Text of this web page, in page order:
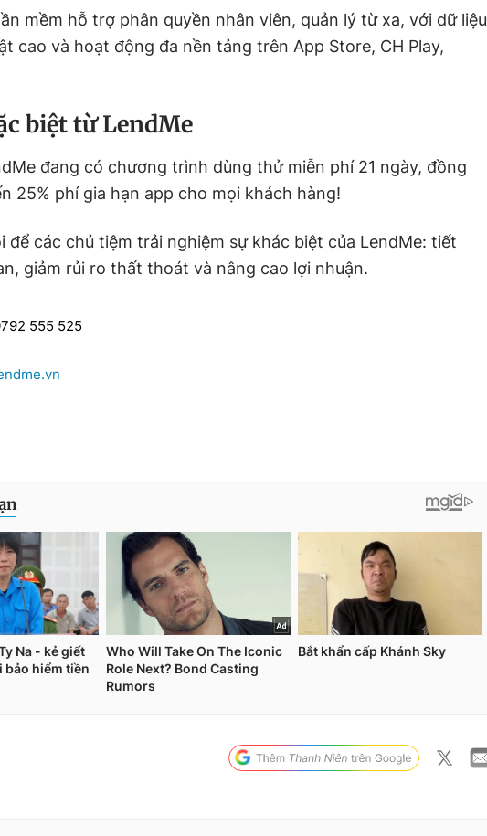
mềm hỗ trợ phân quyền nhân viên, quản lý từ xa, với dữ liệu
cao và hoạt động đa nền tảng trên App Store, CH Play,
biệt từ LendMe
đang có chương trình dùng thử miễn phí 21 ngày, đồng
25% phí gia hạn app cho mọi khách hàng!
để các chủ tiệm trải nghiệm sự khác biệt của LendMe: tiết
giảm rủi ro thất thoát và nâng cao lợi nhuận.
555 525